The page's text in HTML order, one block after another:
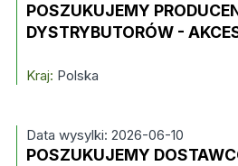
POSZUKUJEMY
DYSTRYBUTORÓW -
Kraj: Polska
Data wysylki: 2026-06-10
POSZUKUJEMY